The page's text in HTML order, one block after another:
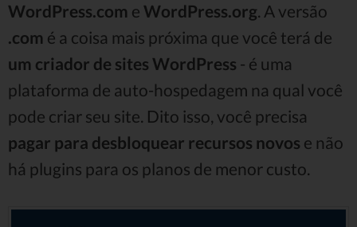
WordPress.com e WordPress.org. A versão
.com é a coisa mais próxima que você terá de
um criador de sites WordPress - é uma
plataforma de auto-hospedagem na qual você
pode criar seu site. Dito isso, você precisa
pagar para desbloquear recursos novos e não
há plugins para os planos de menor custo.